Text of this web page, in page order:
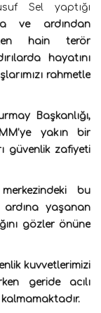
ve ardından
hain terör
hayatını
rahmetle
Başkanlığı,
yakın bir
güvenlik zafiyeti
bu
ardına yaşanan
gözler önüne
kuvvetlerimizi
geride acılı